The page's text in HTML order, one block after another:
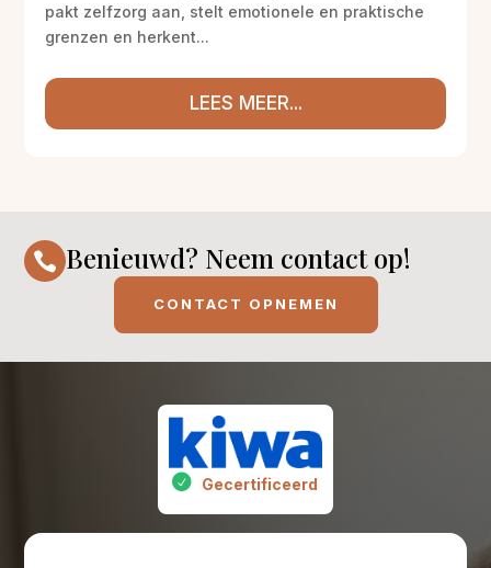
pakt zelfzorg aan, stelt emotionele en praktische
grenzen en herkent...
LEES MEER...
 Benieuwd? Neem contact op!
CONTACT OPNEMEN
Gecertificeerd